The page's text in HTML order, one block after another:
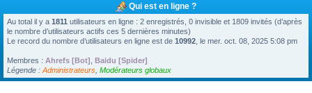
Qui est en ligne ?
Au total il y a 1811 utilisateurs en ligne : 2 enregistrés, 0 invisible et 1809 invités (d’après
le nombre d’utilisateurs actifs ces 5 dernières minutes)
Le record du nombre d’utilisateurs en ligne est de 10992 , le mer. oct. 08, 2025 5:08 pm
Membres : Ahrefs [Bot] Baidu [Spider]
Légende : Administrateurs Modérateurs globaux